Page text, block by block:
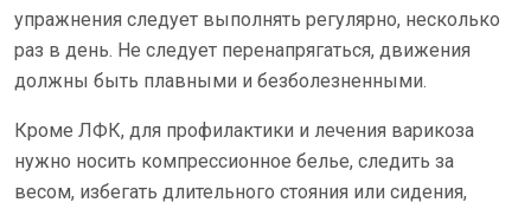
упражнения следует выполнять регулярно, несколько
раз в день. Не следует перенапрягаться, движения
должны быть плавными и безболезненными.
Кроме ЛФК, для профилактики и лечения варикоза
нужно носить компрессионное белье, следить за
весом, избегать длительного стояния или сидения,